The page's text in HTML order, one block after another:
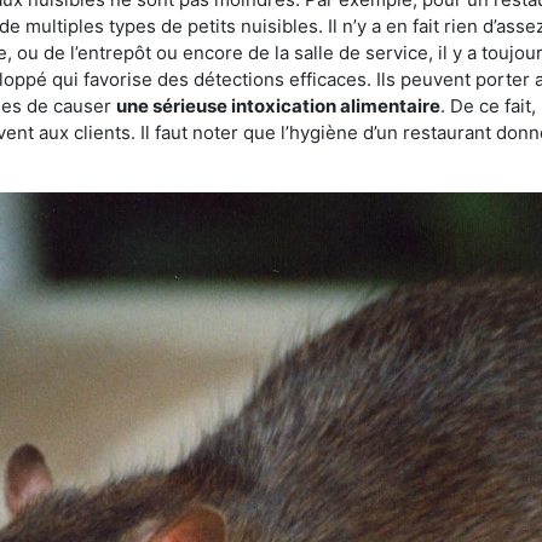
multiples types de petits nuisibles. Il n’y a en fait rien
ou de l’entrepôt ou encore de la salle de service, il y a
qui favorise des détections efficaces. Ils peuvent porter
de causer une sérieuse intoxication alimentaire. De ce
aux clients. Il faut noter que l’hygiène d’un restaurant